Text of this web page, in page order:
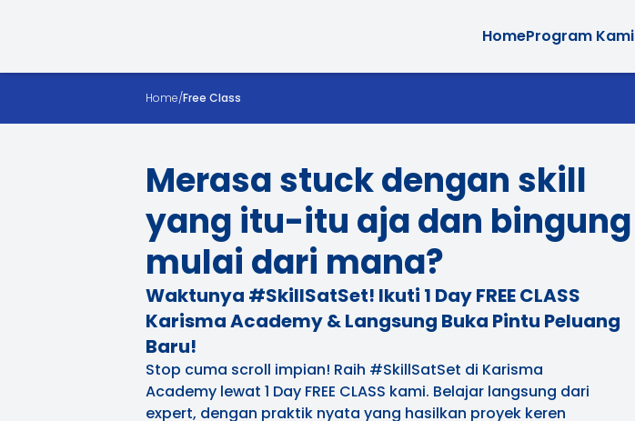
HomeProgram Kami
Home/Free Class
Merasa stuck dengan skill
yang itu-itu aja dan bingung
mulai dari mana?
Waktunya #SkillSatSet! Ikuti 1 Day FREE CLASS
Karisma Academy & Langsung Buka Pintu Peluang
Baru!
Stop cuma scroll impian! Raih #SkillSatSet di Karisma
Academy lewat 1 Day FREE CLASS kami. Belajar langsung dari
expert, dengan praktik nyata yang hasilkan proyek keren